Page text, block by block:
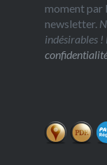
moment par
newsletter.
indésirables !